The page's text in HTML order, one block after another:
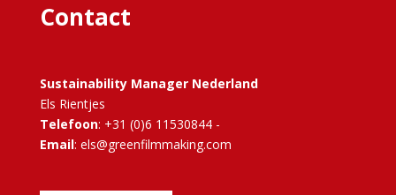
Contact
Sustainability Manager Nederland
Els Rientjes
Telefoon: +31 (0)6 11530844 -
Email: els@greenfilmmaking.com